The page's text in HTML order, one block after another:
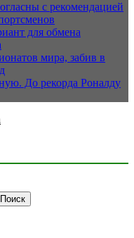
с рекомендацией
для обмена
мира, забив в
До рекорда Роналду